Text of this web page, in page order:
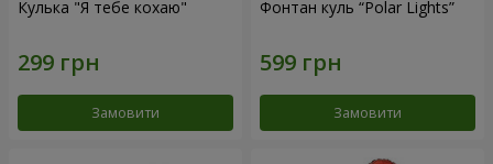
Кулька "Я тебе кохаю"
Замовити
Фонтан куль “Polar Lights”
Замовити